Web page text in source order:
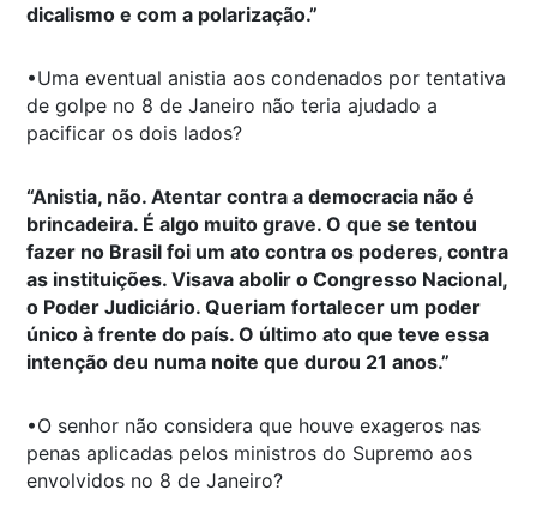
dicalismo e com a polarização.”
•Uma eventual anistia aos condenados por tentativa
de golpe no 8 de Janeiro não teria ajudado a
pacificar os dois lados?
“Anistia, não. Atentar contra a democracia não é
brincadeira. É algo muito grave. O que se tentou
fazer no Brasil foi um ato contra os poderes, contra
as instituições. Visava abolir o Congresso Nacional,
o Poder Judiciário. Queriam fortalecer um poder
único à frente do país. O último ato que teve essa
intenção deu numa noite que durou 21 anos.”
•O senhor não considera que houve exageros nas
penas aplicadas pelos ministros do Supremo aos
envolvidos no 8 de Janeiro?